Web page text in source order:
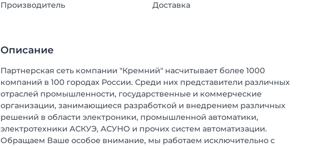
Производитель Доставка
Описание
Партнерская сеть компании "Кремний" насчитывает более 1000
компаний в 100 городах России. Среди них представители различных
отраслей промышленности, государственные и коммерческие
организации, занимающиеся разработкой и внедрением различных
решений в области электроники, промышленной автоматики,
электротехники АСКУЭ, АСУНО и прочих систем автоматизации.
Обращаем Ваше особое внимание, мы работаем исключительно с